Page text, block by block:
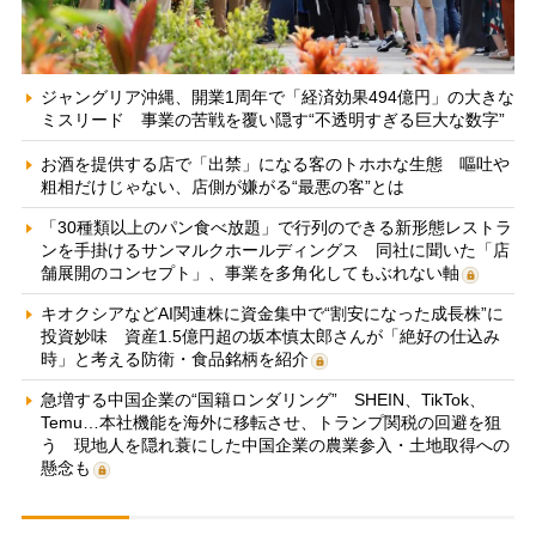
ジャングリア沖縄、開業1周年で「経済効果494億円」の大きな
ミスリード 事業の苦戦を覆い隠す“不透明すぎる巨大な数字”
お酒を提供する店で「出禁」になる客のトホホな生態 嘔吐や
粗相だけじゃない、店側が嫌がる“最悪の客”とは
「30種類以上のパン食べ放題」で行列のできる新形態レストラ
ンを手掛けるサンマルクホールディングス 同社に聞いた「店
舗展開のコンセプト」、事業を多角化してもぶれない軸
キオクシアなどAI関連株に資金集中で“割安になった成長株”に
投資妙味 資産1.5億円超の坂本慎太郎さんが「絶好の仕込み
時」と考える防衛・食品銘柄を紹介
急増する中国企業の“国籍ロンダリング” SHEIN、TikTok、
Temu…本社機能を海外に移転させ、トランプ関税の回避を狙
う 現地人を隠れ蓑にした中国企業の農業参入・土地取得への
懸念も